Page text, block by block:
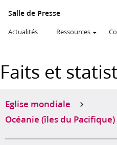
Salle de Presse
Actualités Ressources
Faits et
Eglise mondiale
Océanie (îles du Pacifique)